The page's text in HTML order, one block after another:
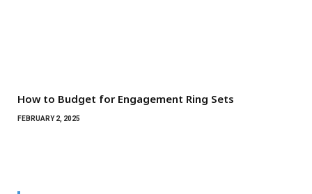
How to Budget for Engagement Ring Sets
FEBRUARY 2, 2025